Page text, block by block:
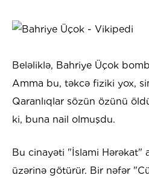
Beləliklə, Bahriye Üçok
Amma bu, təkcə fiziki yox,
Qaranlıqlar sözün özünü
ki, buna nail olmuşdu.
Bu cinayəti "İslami Hərəkat"
üzərinə götürür. Bir nəfər